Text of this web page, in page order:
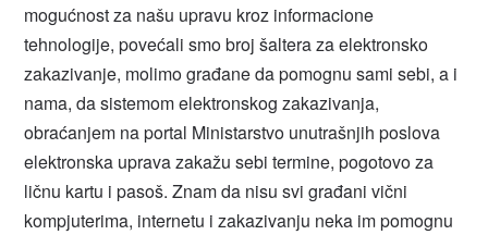
mogućnost za našu upravu kroz informacione
tehnologije, povećali smo broj šaltera za elektronsko
zakazivanje, molimo građane da pomognu sami sebi, a i
nama, da sistemom elektronskog zakazivanja,
obraćanjem na portal Ministarstvo unutrašnjih poslova
elektronska uprava zakažu sebi termine, pogotovo za
ličnu kartu i pasoš. Znam da nisu svi građani vični
kompjuterima, internetu i zakazivanju neka im pomognu